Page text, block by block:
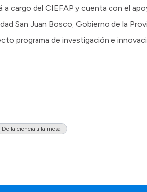
a cargo del CIEFAP y cuenta con el
San Juan Bosco, Gobierno de la
programa de investigación e
De la ciencia a la mesa